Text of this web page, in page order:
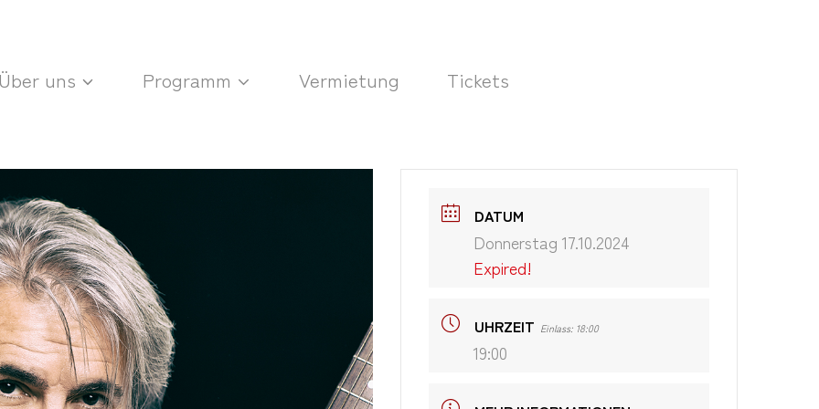
Über uns Programm Vermietung Tickets
DATUM
Donnerstag 17.10.2024
Expired!
UHRZEIT Einlass: 18:00
19:00